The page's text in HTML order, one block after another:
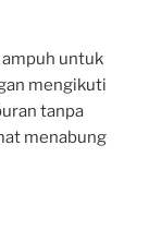
untuk
mengikuti
tanpa
menabung